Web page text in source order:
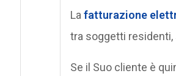
La fatturazione
tra soggetti residenti,
Se il Suo cliente è